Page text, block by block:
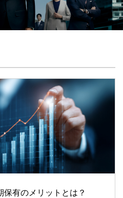
保有のメリットとは？